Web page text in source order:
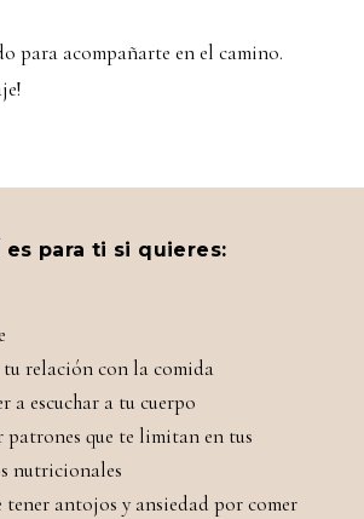
para acompañarte en el camino.
es para ti si quieres:
relación con la comida
a escuchar a tu cuerpo
patrones que te limitan en tus
nutricionales
tener antojos y ansiedad por comer